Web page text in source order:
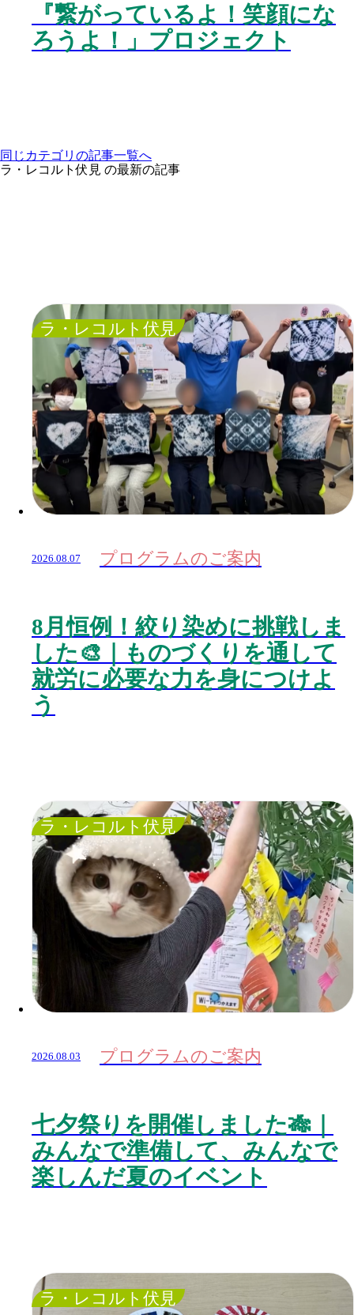
『繋がっているよ！笑顔にな
ろうよ！」プロジェクト
同じカテゴリの記事⼀覧へ
ラ・レコルト伏見 の最新の記事
ラ・レコルト伏見
2026.08.07 プログラムのご案内
8月恒例！絞り染めに挑戦しま
した🎨｜ものづくりを通して
就労に必要な力を身につけよ
う
ラ・レコルト伏見
2026.08.03 プログラムのご案内
七夕祭りを開催しました🎋｜
みんなで準備して、みんなで
楽しんだ夏のイベント
ラ・レコルト伏見